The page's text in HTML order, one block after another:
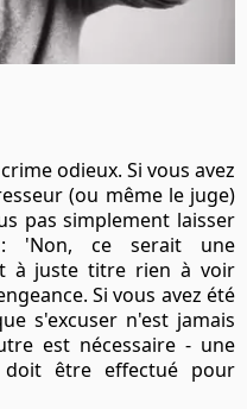
odieux. Si vous avez
(ou même le juge)
pas simplement laisser
'Non, ce serait une
à juste titre rien à voir
Si vous avez été
s'excuser n'est jamais
est nécessaire - une
être effectué pour